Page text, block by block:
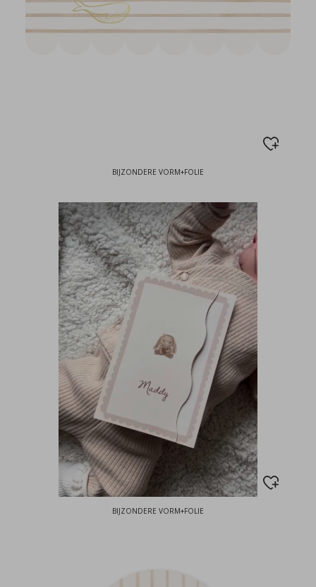
BIJZONDERE VORM+FOLIE
BIJZONDERE VORM+FOLIE